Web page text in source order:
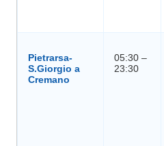
Pietrarsa-
S.Giorgio a
05:30 –